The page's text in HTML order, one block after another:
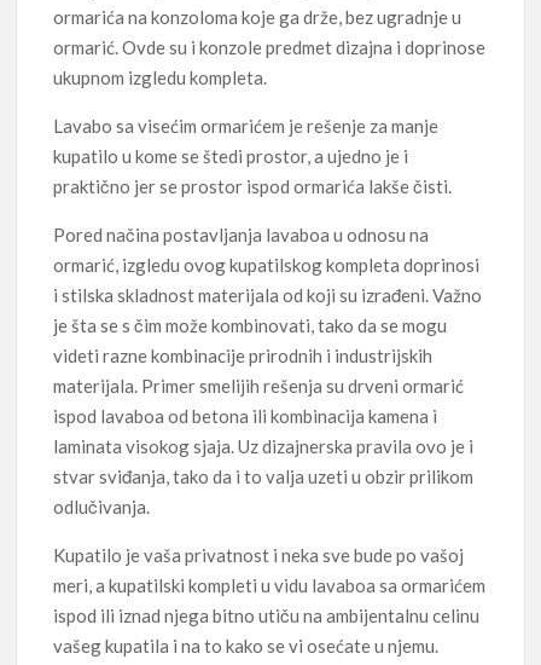
ormarića na konzoloma koje ga drže, bez ugradnje u
ormarić. Ovde su i konzole predmet dizajna i doprinose
ukupnom izgledu kompleta.
Lavabo sa visećim ormarićem je rešenje za manje
kupatilo u kome se štedi prostor, a ujedno je i
praktično jer se prostor ispod ormarića lakše čisti.
Pored načina postavljanja lavaboa u odnosu na
ormarić, izgledu ovog kupatilskog kompleta doprinosi
i stilska skladnost materijala od koji su izrađeni. Važno
je šta se s čim može kombinovati, tako da se mogu
videti razne kombinacije prirodnih i industrijskih
materijala. Primer smelijih rešenja su drveni ormarić
ispod lavaboa od betona ili kombinacija kamena i
laminata visokog sjaja. Uz dizajnerska pravila ovo je i
stvar sviđanja, tako da i to valja uzeti u obzir prilikom
odlučivanja.
Kupatilo je vaša privatnost i neka sve bude po vašoj
meri, a kupatilski kompleti u vidu lavaboa sa ormarićem
ispod ili iznad njega bitno utiču na ambijentalnu celinu
vašeg kupatila i na to kako se vi osećate u njemu.